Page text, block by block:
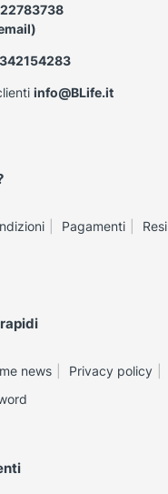
info@BLife.it
Pagamenti Resi
news Privacy policy